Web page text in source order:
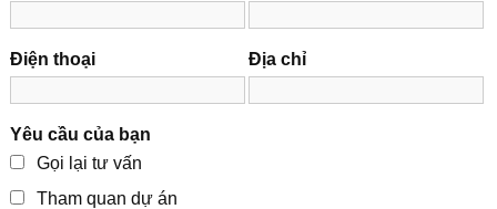
Điện thoại Địa chỉ
Yêu cầu của bạn
Gọi lại tư vấn
Tham quan dự án